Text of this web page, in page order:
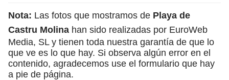
Nota: Las fotos que mostramos de Playa de
Castru Molina han sido realizadas por EuroWeb
Media, SL y tienen toda nuestra garantía de que lo
que ve es lo que hay. Si observa algún error en el
contenido, agradecemos use el formulario que hay
a pie de página.